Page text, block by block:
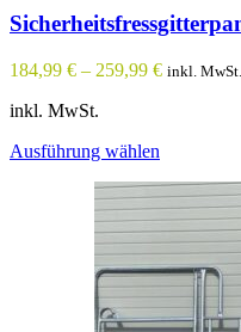
184,99 € – 259,99 € inkl. MwSt.
inkl. MwSt.
Ausführung wählen
weist
mehrere
Varianten
auf.
Die
Optionen
können